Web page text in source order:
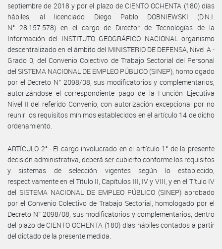
septiembre de 2018 y por el plazo de CIENTO OCHENTA (180) días
hábiles, al licenciado Diego Pablo DOBNIEWSKI (D.N.I.
N° 28.157.578) en el cargo de Director de Tecnologías de la
Información del INSTITUTO GEOGRÁFICO NACIONAL organismo
descentralizado en el ámbito del MINISTERIO DE DEFENSA, Nivel A -
Grado 0, del Convenio Colectivo de Trabajo Sectorial del Personal
del SISTEMA NACIONAL DE EMPLEO PÚBLICO (SINEP), homologado
por el Decreto N° 2098/08, sus modificatorios y complementarios,
autorizándose el correspondiente pago de la Función Ejecutiva
Nivel II del referido Convenio, con autorización excepcional por no
reunir los requisitos mínimos establecidos en el artículo 14 de dicho
ordenamiento.
ARTÍCULO 2°.- El cargo involucrado en el artículo 1° de la presente
decisión administrativa, deberá ser cubierto conforme los requisitos
y sistemas de selección vigentes según lo establecido,
respectivamente en el Título II, Capítulos III, IV y VIII, y en el Título IV
del SISTEMA NACIONAL DE EMPLEO PÚBLICO (SINEP) aprobado
por el Convenio Colectivo de Trabajo Sectorial, homologado por el
Decreto N° 2098/08, sus modificatorios y complementarios, dentro
del plazo de CIENTO OCHENTA (180) días hábiles contados a partir
del dictado de la presente medida.